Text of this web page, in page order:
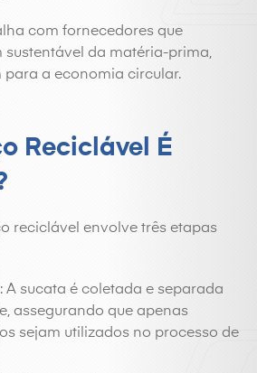
com fornecedores que
sustentável da matéria-prima,
a economia circular.
Reciclável É
reciclável envolve três etapas
: A sucata é coletada e separada
assegurando que apenas
sejam utilizados no processo de